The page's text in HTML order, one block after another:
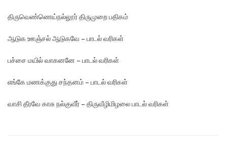
திருவெண்ணெய்நல்லூர் திருமுறை பதிகம்
ஆடுக ஊஞ்சல் ஆடுகவே – பாடல் வரிகள்
பச்சை மயில் வாகனனே – பாடல் வரிகள்
எங்கே மண‌க்குது சந்தனம் – பாடல் வரிகள்
வாசி தீரவே காசு நல்குவீர் – திருவீழிமிழலை பாடல் வரிகள்